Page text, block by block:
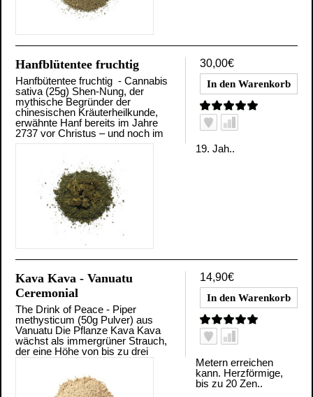
30,00€
Hanfblütentee fruchtig
Hanfbütentee fruchtig - Cannabis
sativa (25g) Shen-Nung, der
mythische Begründer der
chinesischen Kräuterheilkunde,
erwähnte Hanf bereits im Jahre
2737 vor Christus – und noch im
19. Jah..
14,90€
Kava Kava - Vanuatu
Ceremonial
The Drink of Peace - Piper
methysticum (50g Pulver) aus
Vanuatu Die Pflanze Kava Kava
wächst als immergrüner Strauch,
der eine Höhe von bis zu drei
Metern erreichen
kann. Herzförmige,
bis zu 20 Zen..